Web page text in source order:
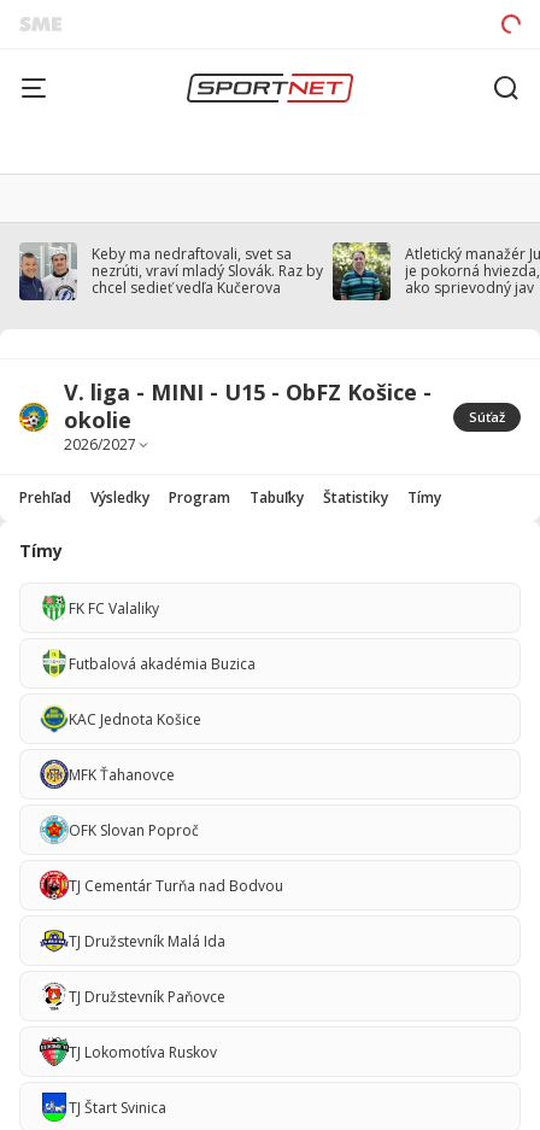
Keby ma nedraftovali, svet sa
nezrúti, vraví mladý Slovák. Raz by
chcel sedieť vedľa Kučerova
Atletický manažér
je pokorná
ako sprievodný jav
V. liga - MINI - U15 - ObFZ Košice -
okolie
Súťaž
Prehľad Výsledky Program Tabuľky Štatistiky Tímy
Tímy
FK FC Valaliky
Futbalová akadémia Buzica
KAC Jednota Košice
MFK Ťahanovce
OFK Slovan Poproč
TJ Cementár Turňa nad Bodvou
TJ Družstevník Malá Ida
TJ Družstevník Paňovce
TJ Lokomotíva Ruskov
TJ Štart Svinica